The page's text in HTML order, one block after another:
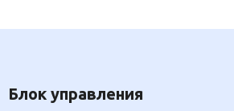
Блок управления